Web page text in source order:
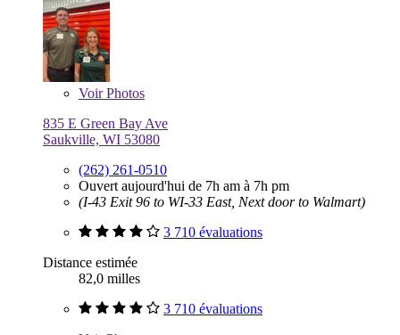
VoirPhotos
835 E Green Bay Ave
Saukville, WI 53080
(262) 261-0510
Ouvert aujourd'hui de 7h am à 7h pm
(I-43 Exit 96 to WI-33 East, Next door to Walmart)
3 710 évaluations
Distance estimée
82,0 milles
3 710 évaluations